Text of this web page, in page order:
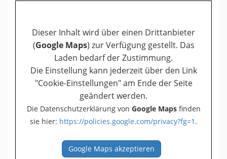
Dieser Inhalt wird über einen Drittanbieter
(Google Maps) zur Verfügung gestellt. Das
Laden bedarf der Zustimmung.
Die Einstellung kann jederzeit über den Link
"Cookie-Einstellungen" am Ende der Seite
geändert werden.
Die Datenschutzerklärung von Google Mapsfinden
sie hier: https://policies.google.com/privacy?fg=1 .
Google Maps akzeptieren